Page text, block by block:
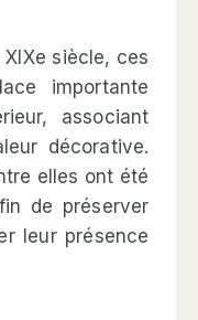
siècle, ces
importante
associant
décorative.
elles ont été
de préserver
leur présence